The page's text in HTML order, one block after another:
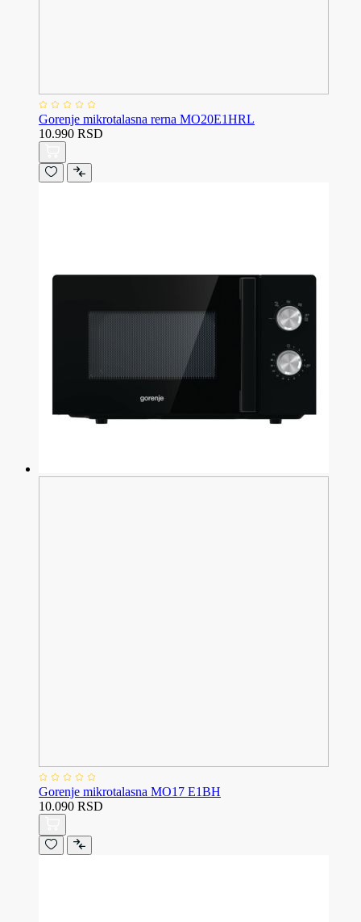
Gorenje mikrotalasna rerna MO20E1HRL
10.990 RSD
Gorenje mikrotalasna MO17 E1BH
10.090 RSD